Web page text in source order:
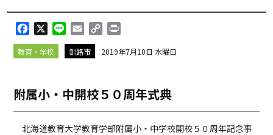
a
c
o
o
k
i
n
m
a
p
i
n
k
i
教育・学校 釧路市 2019年7月10日 水曜日
附属小・中開校５０周年式典
北海道教育大学教育学部附属小・中学校開校５０周年記念事